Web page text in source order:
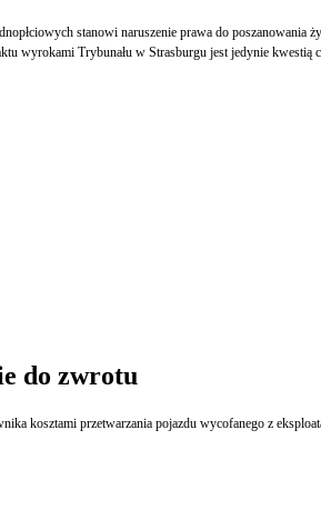
stanowi naruszenie prawa do poszanowania
wyrokami Trybunału w Strasburgu jest jedynie kwestią
do zwrotu
kosztami przetwarzania pojazdu wycofanego z